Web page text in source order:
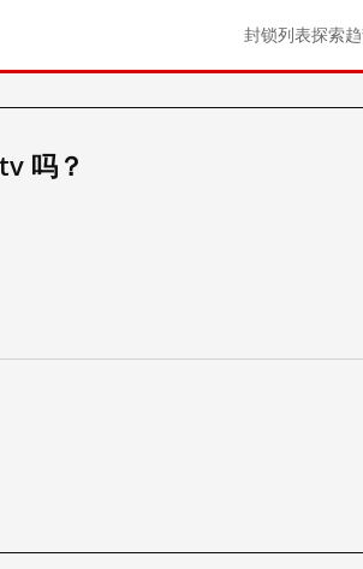
封锁列表探索
吗？